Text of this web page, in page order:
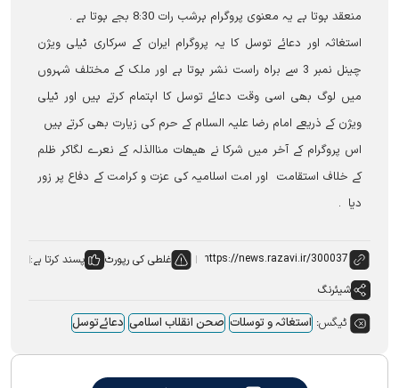
منعقد ہوتا ہے یہ معنوی پروگرام ہرشب رات 8:30 بجے ہوتا ہے ۔
استغاثہ اور دعائے توسل کا یہ پروگرام ایران کے سرکاری ٹیلی ویژن
چینل نمبر 3 سے براہ راست نشر ہوتا ہے اور ملک کے مختلف شہروں
میں لوگ بھی اسی وقت دعائے توسل کا اہتمام کرتے ہیں اور ٹیلی
ویژن کے ذریعے امام رضا علیہ السلام کے حرم کی زیارت بھی کرتے ہیں
اس پروگرام کے آخر میں شرکا نے ھیھات مناالذلہ کے نعرے لگاکر ظلم
کے خلاف استقامت اور امت اسلامیہ کی عزت و کرامت کے دفاع پر زور
دیا ۔
غلطی کی رپورٹ
پسند کرتا ہے:
شیئرنگ
ٹیگس: استغاثہ و توسلات صحن انقلاب اسلامی دعائےتوسل